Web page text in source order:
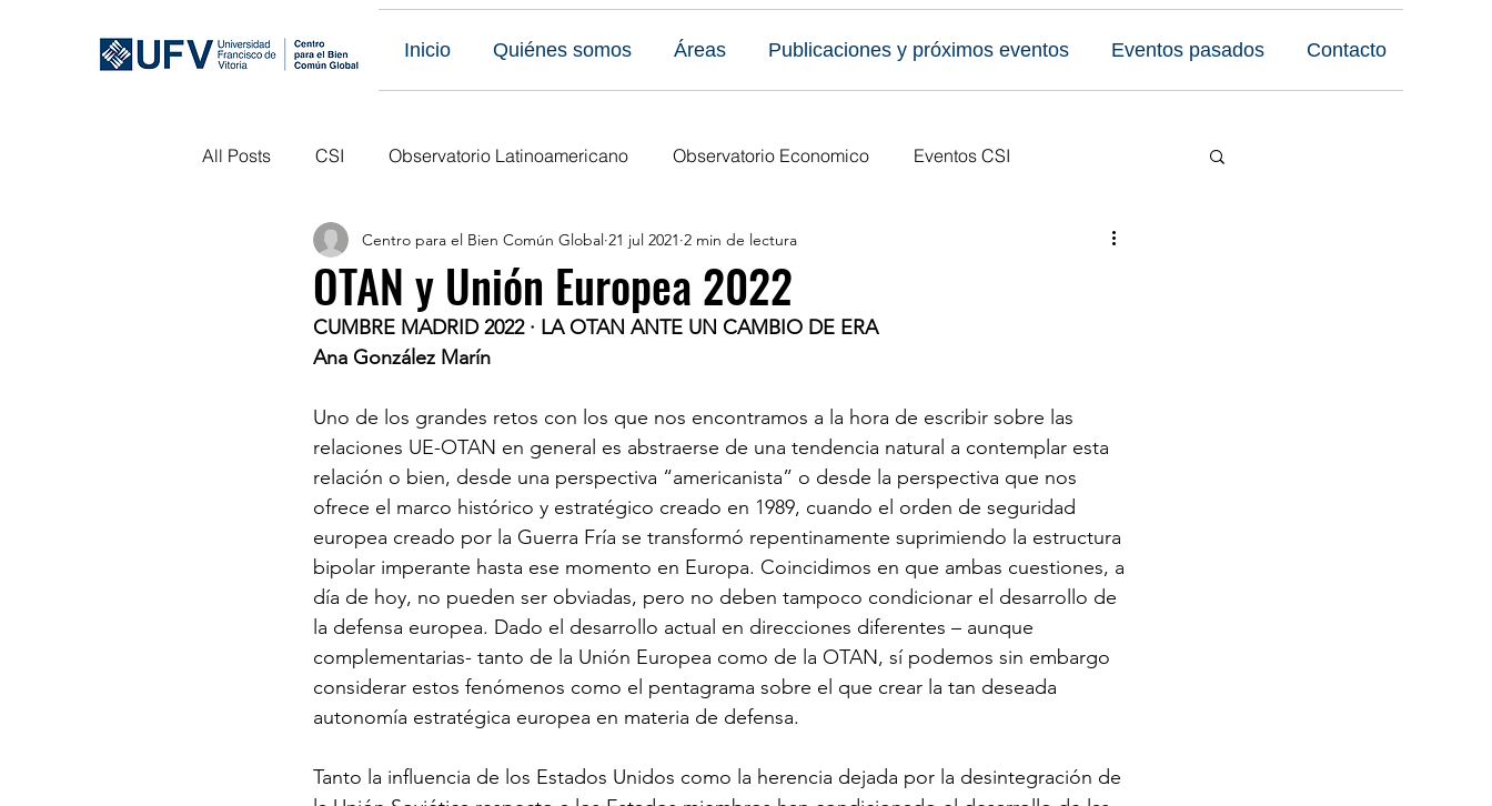
Inicio Quiénes somos Áreas Publicaciones y próximos eventos Eventos pasados Contacto
All Posts CSI Observatorio Latinoamericano Observatorio Economico Eventos CSI
Eventos Obs LATAM Publicaciones Todos los eventos
Eventos Pasados Próximos Eventos Publicaciones del Foro Ediciones anuales Foro
OTAN y Unión Europea 2022
Centro para el Bien Común Global 21 jul 2021 2 min de lectura
CUMBRE MADRID 2022 · LA OTAN ANTE UN CAMBIO DE ERA
Ana González Marín
Uno de los grandes retos con los que nos encontramos a la hora de escribir sobre las
relaciones UE-OTAN en general es abstraerse de una tendencia natural a contemplar esta
relación o bien, desde una perspectiva “americanista” o desde la perspectiva que nos
ofrece el marco histórico y estratégico creado en 1989, cuando el orden de seguridad
europea creado por la Guerra Fría se transformó repentinamente suprimiendo la estructura
bipolar imperante hasta ese momento en Europa. Coincidimos en que ambas cuestiones, a
día de hoy, no pueden ser obviadas, pero no deben tampoco condicionar el desarrollo de
la defensa europea. Dado el desarrollo actual en direcciones diferentes – aunque
complementarias- tanto de la Unión Europea como de la OTAN, sí podemos sin embargo
considerar estos fenómenos como el pentagrama sobre el que crear la tan deseada
autonomía estratégica europea en materia de defensa.
Tanto la influencia de los Estados Unidos como la herencia dejada por la desintegración de